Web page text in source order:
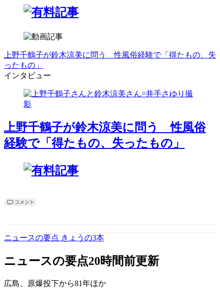
上野千鶴子が鈴木涼美に問う 性風俗経験で「得たもの、失
ったもの」
インタビュー
上野千鶴子が鈴木涼美に問う 性風俗
経験で「得たもの、失ったもの」
ニュースの要点 きょうの3本
ニュースの要点20時間前更新
広島、原爆投下から81年ほか